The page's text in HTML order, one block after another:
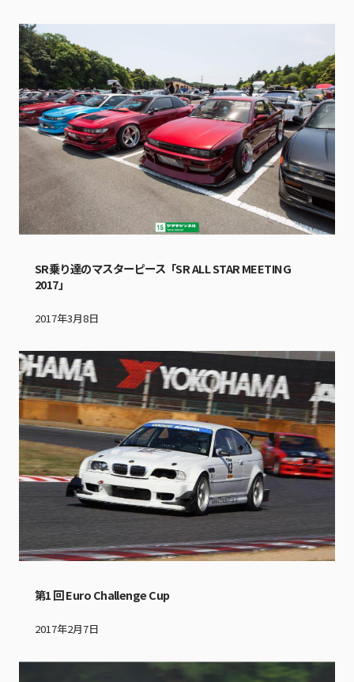
SR乗り達のマスターピース「SR ALL STAR MEETING
2017」
2017年3月8日
第1 回 Euro Challenge Cup
2017年2月7日